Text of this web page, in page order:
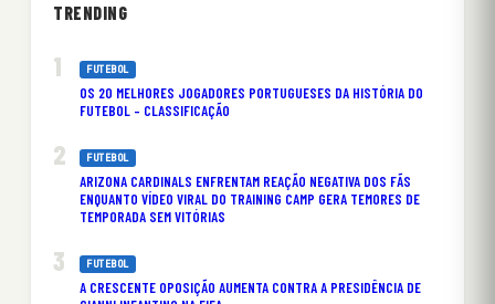
TRENDING
FUTEBOL
OS 20 MELHORES JOGADORES PORTUGUESES DA HISTÓRIA DO
FUTEBOL – CLASSIFICAÇÃO
FUTEBOL
ARIZONA CARDINALS ENFRENTAM REAÇÃO NEGATIVA DOS FÃS
ENQUANTO VÍDEO VIRAL DO TRAINING CAMP GERA TEMORES DE
TEMPORADA SEM VITÓRIAS
FUTEBOL
A CRESCENTE OPOSIÇÃO AUMENTA CONTRA A PRESIDÊNCIA DE